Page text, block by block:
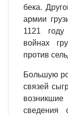
бека.
армии
1121 году
войнах
против
Большую
связей
сведения